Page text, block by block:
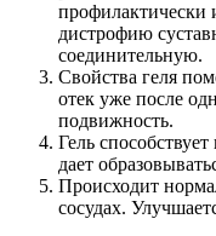
профилактически
дистрофию
соединительную.
Свойства геля
отек уже после
подвижность.
Гель
дает
Происходит
сосудах.